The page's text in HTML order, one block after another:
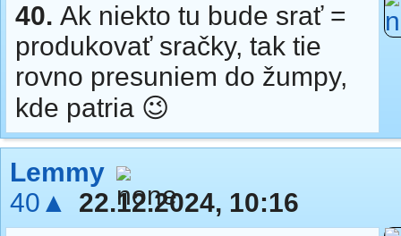
40. Ak niekto tu bude srať =
produkovať sračky, tak tie
rovno presuniem do žumpy,
kde patria 😉
Lemmy
40▲
22.12.2024, 10:16